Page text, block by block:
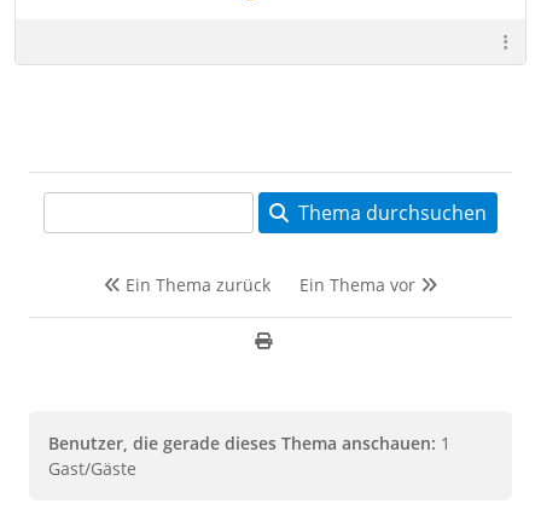
Thema durchsuchen
Ein Thema zurück Ein Thema vor
Benutzer, die gerade dieses Thema anschauen: 1
Gast/Gäste